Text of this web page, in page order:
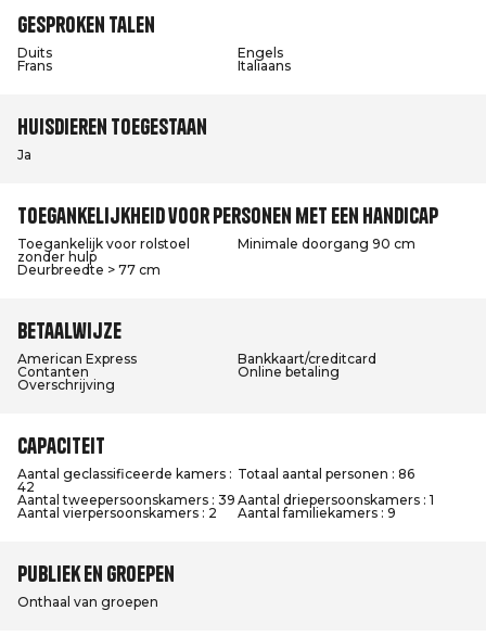
Gesproken talen
Duits
Engels
Frans
Italiaans
Huisdieren toegestaan
Ja
Toegankelijkheid voor personen met een handicap
Toegankelijk voor rolstoel
zonder hulp
Minimale doorgang 90 cm
Deurbreedte > 77 cm
Betaalwijze
American Express
Bankkaart/creditcard
Contanten
Online betaling
Overschrijving
Capaciteit
Aantal geclassificeerde kamers :
42
Totaal aantal personen : 86
Aantal tweepersoonskamers : 39 Aantal driepersoonskamers : 1
Aantal vierpersoonskamers : 2
Aantal familiekamers : 9
Publiek en groepen
Onthaal van groepen